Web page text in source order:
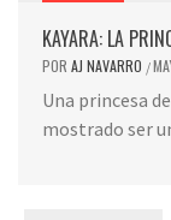
KAYARA: LA
POR AJ NAVARRO /
Una princesa
mostrado ser